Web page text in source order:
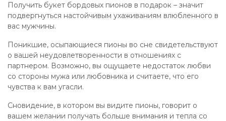
Получить букет бордовых пионов в подарок – значит
подвергнуться настойчивым ухаживаниям влюбленного в
вас мужчины.
Поникшие, осыпающиеся пионы во сне свидетельствуют
о вашей неудовлетворенности в отношениях с
партнером. Возможно, вы ощущаете недостаток любви
со стороны мужа или любовника и считаете, что его
чувства к вам угасли.
Сновидение, в котором вы видите пионы, говорит о
вашем желании получать больше внимания и тепла со